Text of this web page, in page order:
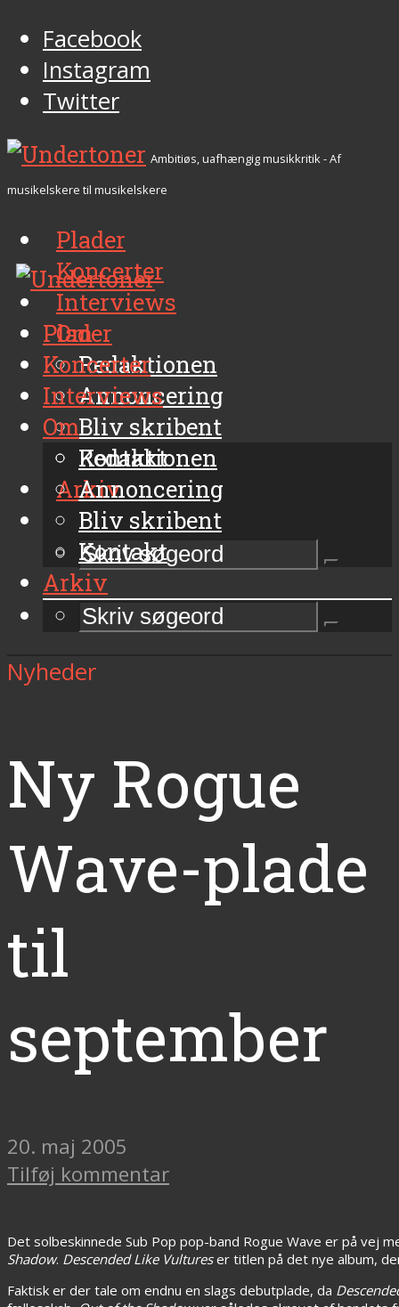
Facebook
Instagram
Twitter
Ambitiøs, uafhængig musikkritik - Af
musikelskere til musikelskere
Plader
Koncerter
Interviews
Om
Redaktionen
Annoncering
Bliv skribent
Kontakt
Arkiv
Plader
Koncerter
Interviews
Om
Redaktionen
Annoncering
Bliv skribent
Kontakt
Arkiv
Nyheder
Ny Rogue
Wave-plade
til
september
20. maj 2005
Tilføj kommentar
Det solbeskinnede Sub Pop pop-band Rogue Wave er på vej
Shadow. Descended Like Vultureser titlen på det nye album,
Faktisk er der tale om endnu en slags debutplade, da